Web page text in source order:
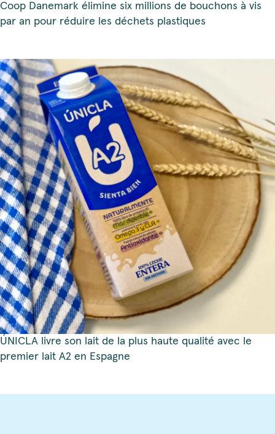
Coop Danemark élimine six millions de bouchons à vis
par an pour réduire les déchets plastiques
ÚNICLA livre son lait de la plus haute qualité avec le
premier lait A2 en Espagne